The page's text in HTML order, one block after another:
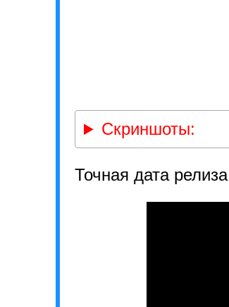
Скриншоты:
Точная дата релиза